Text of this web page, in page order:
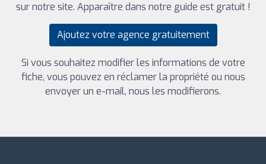
sur notre site. Apparaître dans notre guide est gratuit !
Ajoutez votre agence gratuitement
Si vous souhaitez modifier les informations de votre
fiche, vous pouvez en réclamer la propriété ou nous
envoyer un e-mail, nous les modifierons.